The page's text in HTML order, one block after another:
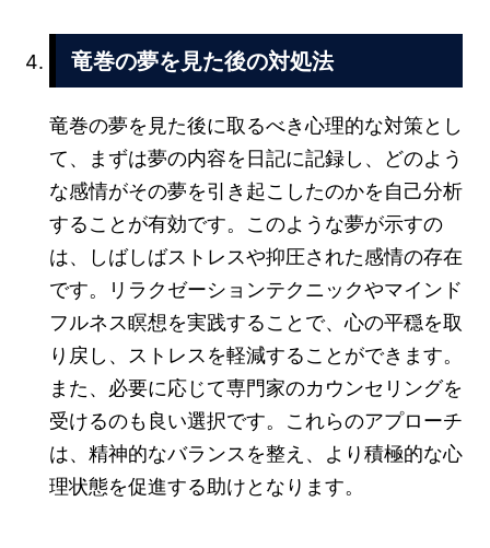
竜巻の夢を見た後の対処法
竜巻の夢を見た後に取るべき心理的な対策とし
て、まずは夢の内容を日記に記録し、どのよう
な感情がその夢を引き起こしたのかを自己分析
することが有効です。このような夢が示すの
は、しばしばストレスや抑圧された感情の存在
です。リラクゼーションテクニックやマインド
フルネス瞑想を実践することで、心の平穏を取
り戻し、ストレスを軽減することができます。
また、必要に応じて専門家のカウンセリングを
受けるのも良い選択です。これらのアプローチ
は、精神的なバランスを整え、より積極的な心
理状態を促進する助けとなります。